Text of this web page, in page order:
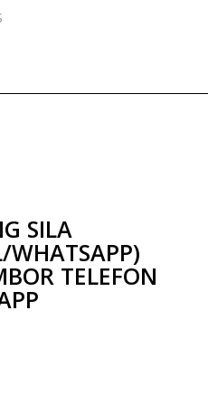
SILA
WHATSAPP)
TELEFON